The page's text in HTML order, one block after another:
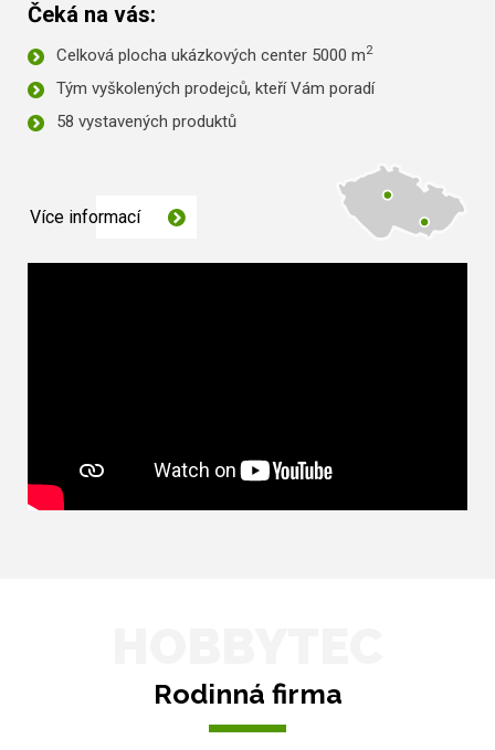
Čeká na vás:
Celková plocha ukázkových center 5000 m2
Tým vyškolených prodejců, kteří Vám poradí
58 vystavených produktů
Více informací
Rodinná firma